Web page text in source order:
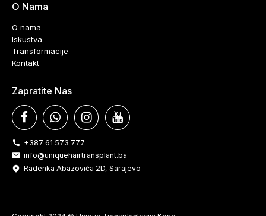
O Nama
O nama
Iskustva
Transformacije
Kontakt
Zapratite Nas
+387 61 573 777
info@uniquehairtransplant.ba
Radenka Abazovića 2D, Sarajevo